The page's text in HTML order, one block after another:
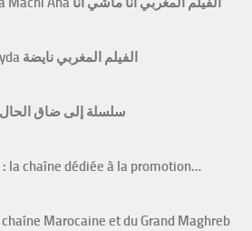
Film marocain Nayda الفيلم المغربي نايضة
Série Ila Da9 Lhal سلسلة إلى ضاق الحال
la chaîne dédiée à la promotion…
chaîne Marocaine et du Grand Maghreb